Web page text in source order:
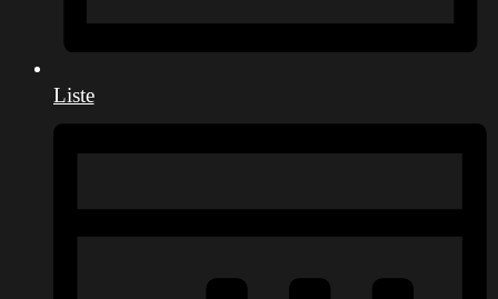
Liste